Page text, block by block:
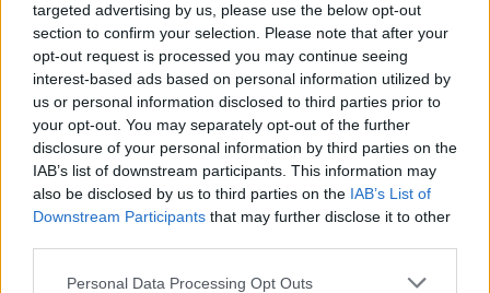
targeted advertising by us, please use the below opt-out
section to confirm your selection. Please note that after your
opt-out request is processed you may continue seeing
interest-based ads based on personal information utilized by
us or personal information disclosed to third parties prior to
your opt-out. You may separately opt-out of the further
disclosure of your personal information by third parties on the
IAB’s list of downstream participants. This information may
also be disclosed by us to third parties on the IAB’s List of
Downstream Participants that may further disclose it to other
Personal Data Processing Opt Outs
ΕΠΙΚΑΙΡΟΤΗΤΑ
e-νημερώσου 2026 – GAC Aion UT: Compact
ηλεκτρικό hatchback…
7.8.2026